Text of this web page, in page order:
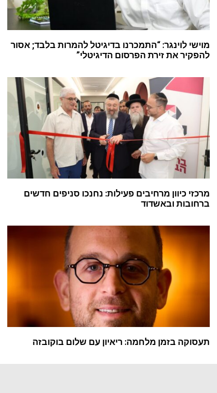
מוישי לוינגר: “התמכרנו בדיגיטל להמרות בלבד; אסור
להפקיר את זירת הפרסום הדיגיטלי”
מרכזי כיוון מרחיבים פעילות: נחנכו סניפים חדשים
ברחובות ובאשדוד
תעסוקה בזמן מלחמה: ריאיון עם שלום בוקובזה